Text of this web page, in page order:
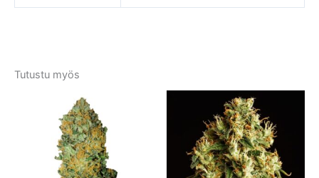
Tutustu myös
muunnelma.